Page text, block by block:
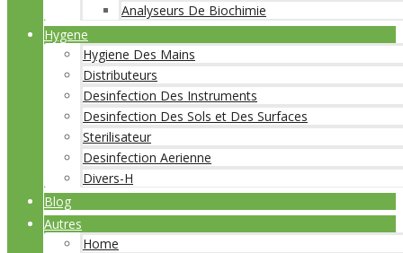
Analyseurs De Biochimie
Hygene
Hygiene Des Mains
Distributeurs
Desinfection Des Instruments
Desinfection Des Sols et Des Surfaces
Sterilisateur
Desinfection Aerienne
Divers-H
Blog
Autres
Home